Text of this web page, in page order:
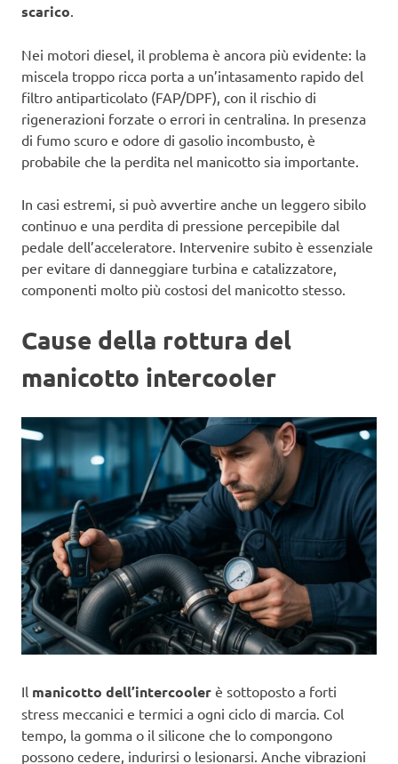
scarico.
Nei motori diesel, il problema è ancora più evidente: la
miscela troppo ricca porta a un’intasamento rapido del
filtro antiparticolato (FAP/DPF), con il rischio di
rigenerazioni forzate o errori in centralina. In presenza
di fumo scuro e odore di gasolio incombusto, è
probabile che la perdita nel manicotto sia importante.
In casi estremi, si può avvertire anche un leggero sibilo
continuo e una perdita di pressione percepibile dal
pedale dell’acceleratore. Intervenire subito è essenziale
per evitare di danneggiare turbina e catalizzatore,
componenti molto più costosi del manicotto stesso.
Cause della rottura del
manicotto intercooler
Il manicotto dell’intercooler è sottoposto a forti
stress meccanici e termici a ogni ciclo di marcia. Col
tempo, la gomma o il silicone che lo compongono
possono cedere, indurirsi o lesionarsi. Anche vibrazioni